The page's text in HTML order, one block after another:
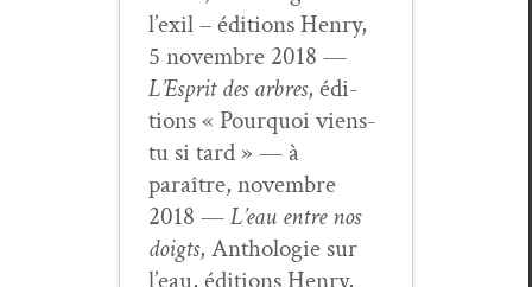
l’exil – édi­tions Hen­ry,
5 novem­bre 2018 —
L’Esprit des arbres, édi­
tions « Pourquoi viens-
tu si tard » — à
paraître, novem­bre
2018 —L’eau entre nos
doigts, Antholo­gie sur
l’eau, édi­tions Hen­ry,